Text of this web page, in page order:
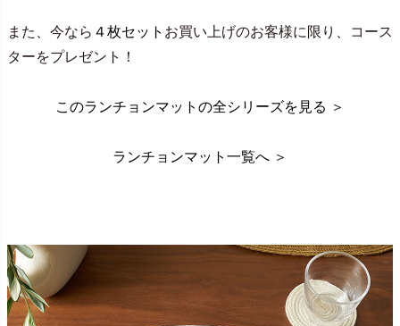
また、今なら ４枚セット お買い上げのお客様に限り、コース
ターをプレゼント！
このランチョンマットの全シリーズを見る ＞
ランチョンマット一覧へ ＞